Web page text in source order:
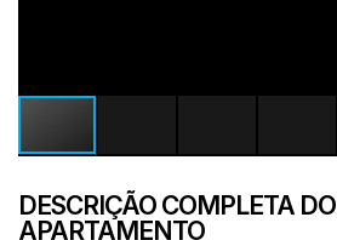
DESCRIÇÃO COMPLETA DO
APARTAMENTO